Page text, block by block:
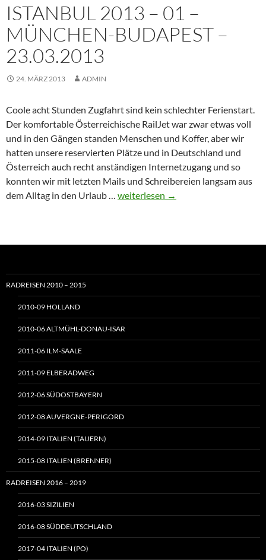
24.03.2013
ISTANBUL 2013 – 01 –
MÜNCHEN-BUDAPEST –
23.03.2013
24. MÄRZ 2013 ADMIN
Coole acht Stunden Zugfahrt sind kein schlechter Ferienstart.
Der komfortable Österreichische RailJet war zwar etwas voll
und in den Gängen standen Menschen und Koffer, aber wir
hatten unsere reservierten Plätze und in Deutschland und
Österreich auch recht anständigen Internetzugang und so
konnten wir mit letzten Mails und Schreibereien langsam aus
dem Alltag in den Urlaub … Istanbul
–
weiterlesen →
RADREISEN 2010 – 2015
2010-09 HOLLAND
2010-06 ALTMÜHL-DONAU-ISAR
2011-06 ILM-SAALE
2011-09 ELBERADWEG
2012-06 SÜDOSTBAYERN
2012-08 AUVERGNE-PERIGORD
2014-09 ITALIEN (TAUERN)
2015-08 ITALIEN (BRENNER)
RADREISEN 2016 – 2019
2016-03 SIZILIEN
2016-08 SÜDDEUTSCHLAND
2017-04 ITALIEN (PO)